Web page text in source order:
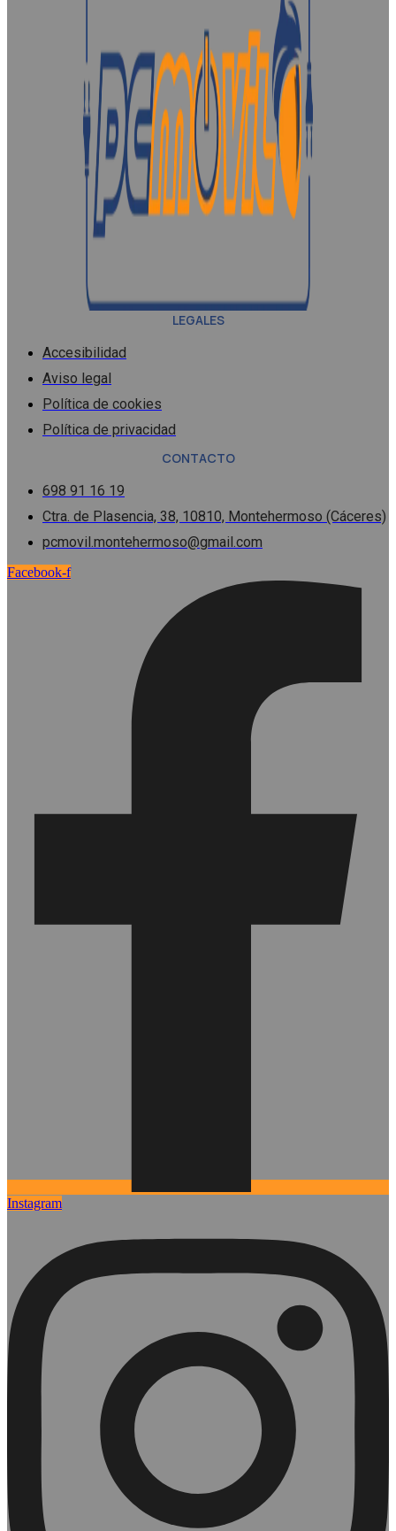
LEGALES
Accesibilidad
Aviso legal
Política de cookies
Política de privacidad
CONTACTO
698 91 16 19
Ctra. de Plasencia, 38, 10810, Montehermoso (Cáceres)
pcmovil.montehermoso@gmail.com
Facebook-f
Instagram